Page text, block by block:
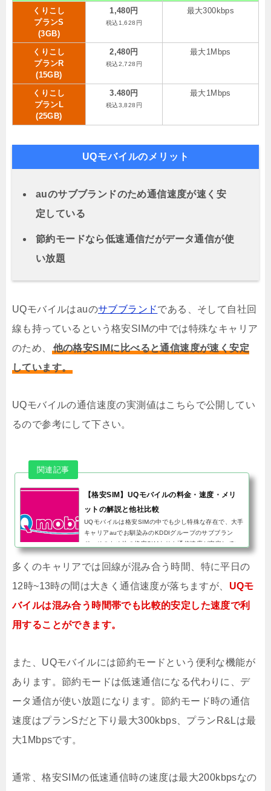
くりこし
プランS
(3GB)
1,480円
税込1,628円
最大300kbps
くりこし
プランR
(15GB)
2,480円
税込2,728円
最大1Mbps
くりこし
プランL
(25GB)
3.480円
税込3,828円
最大1Mbps
UQモバイルのメリット
auのサブブランドのため通信速度が速く安
定している
節約モードなら低速通信だがデータ通信が使
い放題
UQモバイルはauのサブブランドである、そして自社回
線も持っているという格安SIMの中では特殊なキャリア
のため、
他の格安SIMに比べると通信速度が速く安定
しています。
UQモバイルの通信速度の実測値はこちらで公開してい
るので参考にして下さい。
【格安SIM】UQモバイルの料金・速度・メリ
ットの解説と他社比較
UQモバイルは格安SIMの中でも少し特殊な存在で、大手
キャリアauでお馴染みのKDDIグループのサブブラン
ド。そのため他の格安SIMよりも通信速度が安定してい
て、格安SIMの弱点である混雑時の通信速度も良好で
す。大手キャリアの格安プラ...
多くのキャリアでは回線が混み合う時間、特に平日の
12時~13時の間は大きく通信速度が落ちますが、 UQモ
バイルは混み合う時間帯でも比較的安定した速度で利
用することができます。
また、UQモバイルには節約モードという便利な機能が
あります。節約モードは低速通信になる代わりに、デ
ータ通信が使い放題になります。節約モード時の通信
速度はプランSだと下り最大300kbps、プランR&Lは最
大1Mbpsです。
通常、格安SIMの低速通信時の速度は最大200kbpsなの